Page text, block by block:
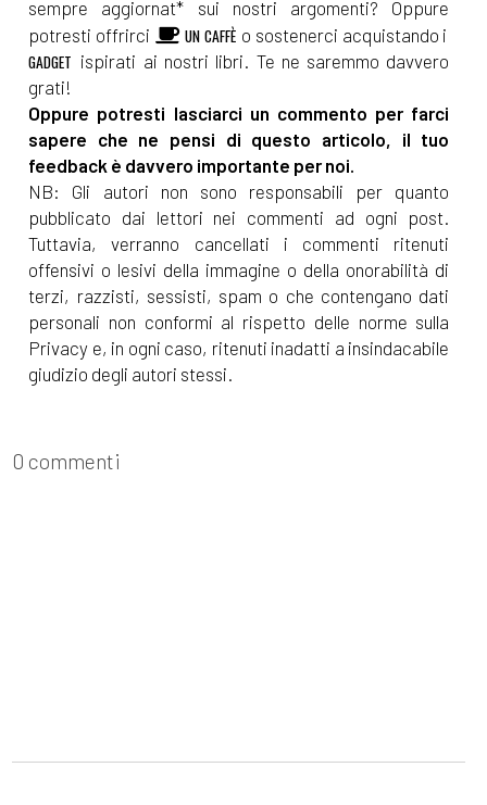
sempre aggiornat* sui nostri argomenti? Oppure
potresti offrirci
UN CAFFÈ o sostenerci acquistando i
GADGET ispirati ai nostri libri. Te ne saremmo davvero
grati!
Oppure potresti lasciarci un commento per farci
sapere che ne pensi di questo articolo, il tuo
feedback è davvero importante per noi.
NB: Gli autori non sono responsabili per quanto
pubblicato dai lettori nei commenti ad ogni post.
Tuttavia, verranno cancellati i commenti ritenuti
offensivi o lesivi della immagine o della onorabilità di
terzi, razzisti, sessisti, spam o che contengano dati
personali non conformi al rispetto delle norme sulla
Privacy e, in ogni caso, ritenuti inadatti a insindacabile
giudizio degli autori stessi.
0 commenti